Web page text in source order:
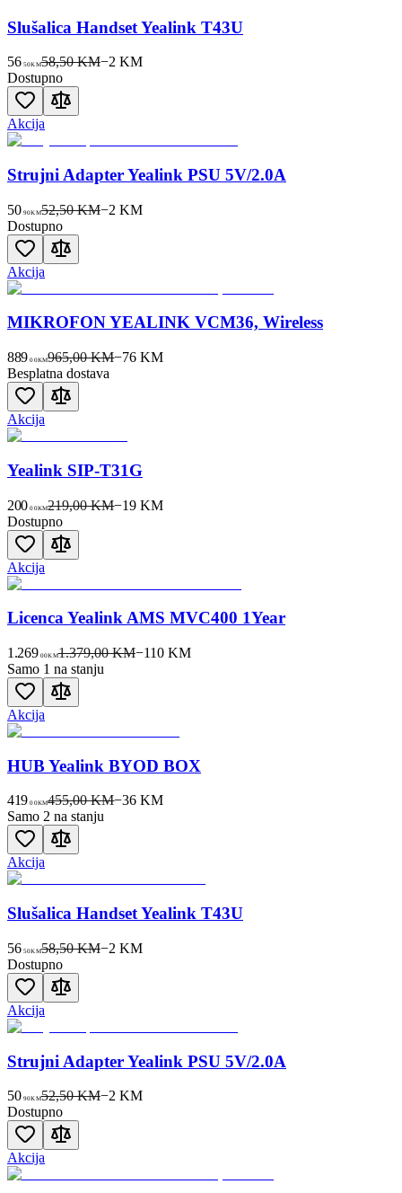
Slušalica Handset Yealink T43U
56 50KM58,50 KM−2 KM
Dostupno
Akcija
Strujni Adapter Yealink PSU 5V/2.0A
50 90KM52,50 KM−2 KM
Dostupno
Akcija
MIKROFON YEALINK VCM36, Wireless
889 00KM965,00 KM−76 KM
Besplatna dostava
Akcija
Yealink SIP-T31G
200 00KM219,00 KM−19 KM
Dostupno
Akcija
Licenca Yealink AMS MVC400 1Year
1.269 00KM1.379,00 KM−110KM
Samo 1 na stanju
Akcija
HUB Yealink BYOD BOX
419 00KM455,00 KM−36 KM
Samo 2 na stanju
Akcija
Slušalica Handset Yealink T43U
56 50KM58,50 KM−2 KM
Dostupno
Akcija
Strujni Adapter Yealink PSU 5V/2.0A
50 90KM52,50 KM−2 KM
Dostupno
Akcija